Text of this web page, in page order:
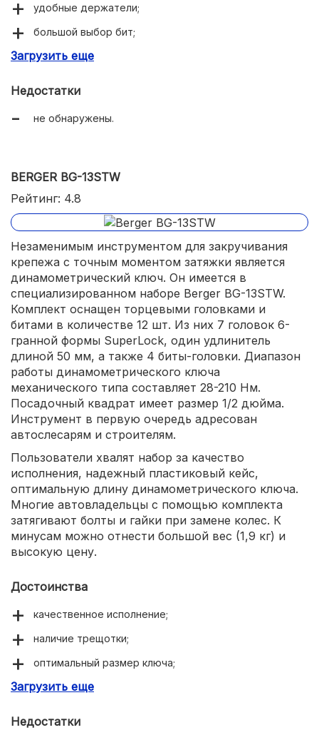
удобные держатели;
большой выбор бит;
надежный кейс.
Загрузить еще
Недостатки
не обнаружены.
BERGER BG-13STW
Рейтинг: 4.8
Незаменимым инструментом для закручивания
крепежа с точным моментом затяжки является
динамометрический ключ. Он имеется в
специализированном наборе Berger BG-13STW.
Комплект оснащен торцевыми головками и
битами в количестве 12 шт. Из них 7 головок 6-
гранной формы SuperLock, один удлинитель
длиной 50 мм, а также 4 биты-головки. Диапазон
работы динамометрического ключа
механического типа составляет 28-210 Нм.
Посадочный квадрат имеет размер 1/2 дюйма.
Инструмент в первую очередь адресован
автослесарям и строителям.
Пользователи хвалят набор за качество
исполнения, надежный пластиковый кейс,
оптимальную длину динамометрического ключа.
Многие автовладельцы с помощью комплекта
затягивают болты и гайки при замене колес. К
минусам можно отнести большой вес (1,9 кг) и
высокую цену.
Достоинства
качественное исполнение;
наличие трещотки;
оптимальный размер ключа;
широкий диапазон настройки усилия.
Загрузить еще
Недостатки